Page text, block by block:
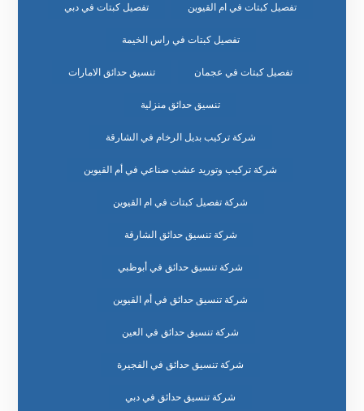
تفصيل كبتات في ام القيوين تفصيل كبتات في دبي
تفصيل كبتات في راس الخيمة
تفصيل كبتات في عجمان تنسيق حدائق الامارات
تنسيق حدائق منزلية
شركة تركيب بديل الرخام في الشارقة
شركة تركيب وتوريد عشب صناعي في أم القيوين
شركة تفصيل كبتات في ام القيوين
شركة تنسيق حدائق الشارقة
شركة تنسيق حدائق في أبوظبي
شركة تنسيق حدائق في أم القيوين
شركة تنسيق حدائق في العين
شركة تنسيق حدائق في الفجيرة
شركة تنسيق حدائق في دبي